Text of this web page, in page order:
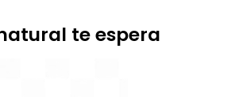
te espera